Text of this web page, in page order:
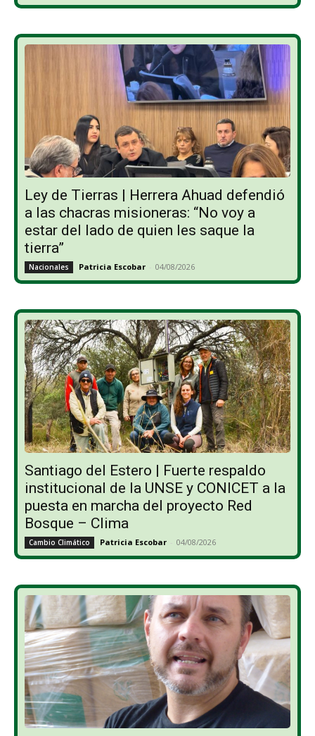
Ley de Tierras | Herrera Ahuad defendió
a las chacras misioneras: “No voy a
estar del lado de quien les saque la
tierra”
Nacionales Patricia Escobar - 04/08/2026
Santiago del Estero | Fuerte respaldo
institucional de la UNSE y CONICET a la
puesta en marcha del proyecto Red
Bosque – Clima
Cambio Climático Patricia Escobar - 04/08/2026